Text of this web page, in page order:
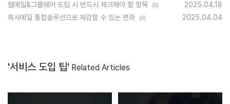
웹메일&그룹웨어 도입 시 반드시 체크해야 할 항목
(0)
2025.04.18
회사메일 통합솔루션으로 체감할 수 있는 변화
(0) 2025.04.04
'서비스 도입 팁' Related Articles